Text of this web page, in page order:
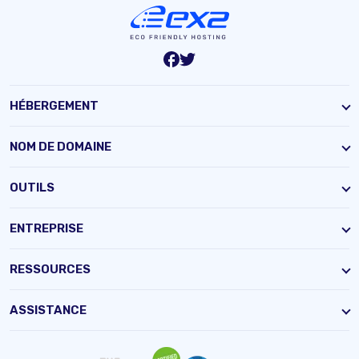
HÉBERGEMENT
NOM DE DOMAINE
OUTILS
ENTREPRISE
RESSOURCES
ASSISTANCE